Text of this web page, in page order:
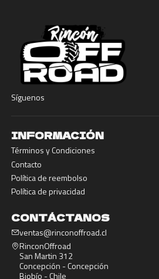
Síguenos
INFORMACIÓN
Términos y Condiciones
Contacto
Política de reembolso
Política de privacidad
CONTÁCTANOS
ventas@rinconoffroad.cl
RinconOffroad
San Martin 312
Concepción - Concepción
Biobío - Chile